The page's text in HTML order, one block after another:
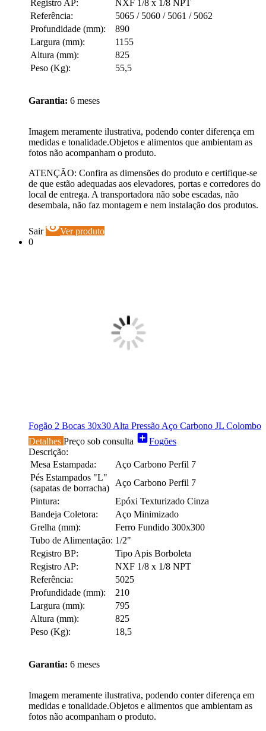
Registro AP:
NXF 1/8 x 1/8 NPT
Referência:
5065 / 5060 / 5061 / 5062
Profundidade (mm):
890
Largura (mm):
1155
Altura (mm):
825
Peso (Kg):
55,5
Garantia: 6 meses
Imagem meramente ilustrativa, podendo conter diferença em
medidas e tonalidade.Objetos e alimentos que ambientam as
fotos não acompanham o produto.
ATENÇÃO: Confira as dimensões do produto e certifique-se
de que estão adequadas aos elevadores, portas e corredores do
local de entrega. A transportadora não sobe escadas, não
desembala, não faz montagem e nem instalação dos produtos.
Sair visibilityVer produto
0
Fogão 2 Bocas 30x30 Alta Pressão Aço Carbono JL Colombo
Detalhes Preço sob consulta add_boxFogões
Descrição:
Mesa Estampada:
Aço Carbono Perfil 7
Pés Estampados "L"
(sapatas de borracha)
Aço Carbono Perfil 7
Pintura:
Epóxi Texturizado Cinza
Bandeja Coletora:
Aço Minimizado
Grelha (mm):
Ferro Fundido 300x300
Tubo de Alimentação: 1/2"
Registro BP:
Tipo Apis Borboleta
Registro AP:
NXF 1/8 x 1/8 NPT
Referência:
5025
Profundidade (mm):
210
Largura (mm):
795
Altura (mm):
825
Peso (Kg):
18,5
Garantia: 6 meses
Imagem meramente ilustrativa, podendo conter diferença em
medidas e tonalidade.Objetos e alimentos que ambientam as
fotos não acompanham o produto.